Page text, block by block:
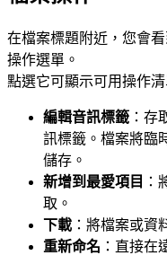
在檔案標題附近，您會
操作選單。
點選它可顯示可用操作清
編輯音訊標籤 ：存
訊標籤。檔案將臨
儲存。
新增到最愛項目 ：
取。
下載 ：將檔案或資
重新命名 ：直接在